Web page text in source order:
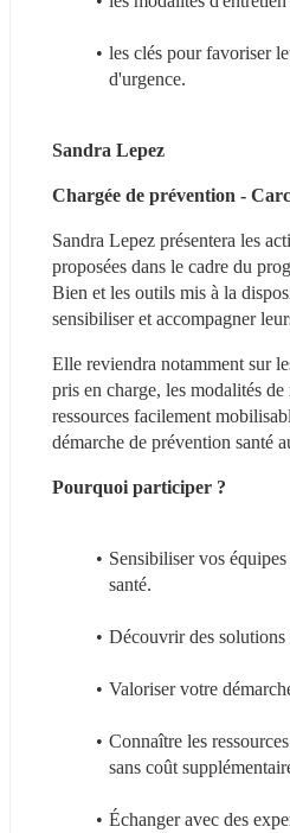
les clés pour favoriser
d'urgence.
Sandra Lepez
Chargée de prévention -
Sandra Lepez présentera les
proposées dans le cadre du
Bien et les outils mis à la
sensibiliser et accompagner
Elle reviendra notamment sur
pris en charge, les modalités
ressources facilement
démarche de prévention santé
Pourquoi participer ?
Sensibiliser vos
santé.
Découvrir des solutions
Valoriser votre
Connaître les
sans coût
Échanger avec des